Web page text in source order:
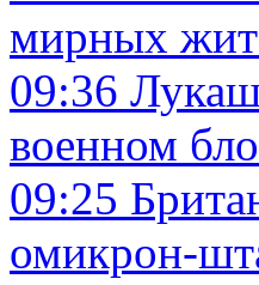
мирных
09:36
военном
09:25
омикрон-